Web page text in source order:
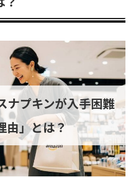
ナプキンが入手困難
由」とは？